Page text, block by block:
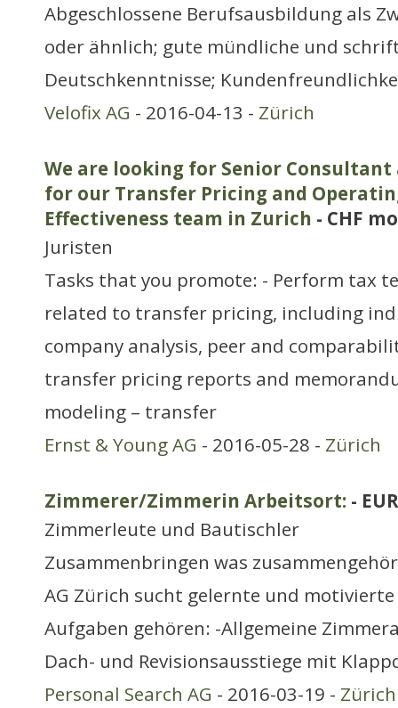
Abgeschlossene Berufsausbildung als
oder ähnlich; gute mündliche und
Deutschkenntnisse;
Velofix AG - 2016-04-13 - Zürich
We are looking for Senior
for our Transfer Pricing and
Effectiveness team in Zurich - CHF
Juristen
Tasks that you promote: - Perform tax
related to transfer pricing, including
company analysis, peer and
transfer pricing reports and
modeling – transfer
Ernst & Young AG - 2016-05-28 - Zürich
Zimmerer/Zimmerin Arbeitsort: -
Zimmerleute und Bautischler
Zusammenbringen was
AG Zürich sucht gelernte und
Aufgaben gehören: -Allgemeine
Dach- und Revisionsausstiege mit
Personal Search AG - 2016-03-19 - Zürich